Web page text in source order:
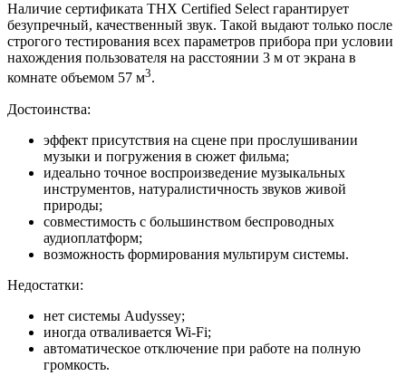
Наличие сертификата THX Certified Select гарантирует
безупречный, качественный звук. Такой выдают только после
строгого тестирования всех параметров прибора при условии
нахождения пользователя на расстоянии 3 м от экрана в
комнате объемом 57 м3.
Достоинства:
эффект присутствия на сцене при прослушивании
музыки и погружения в сюжет фильма;
идеально точное воспроизведение музыкальных
инструментов, натуралистичность звуков живой
природы;
совместимость с большинством беспроводных
аудиоплатформ;
возможность формирования мультирум системы.
Недостатки:
нет системы Audyssey;
иногда отваливается Wi-Fi;
автоматическое отключение при работе на полную
громкость.